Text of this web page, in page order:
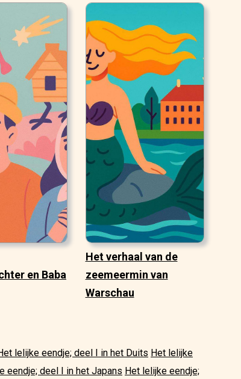
en Baba
Het verhaal van de
zeemeermin van
Warschau
lelijke eendje; deel I in het Duits Het lelijke
eendje; deel I in het Japans Het lelijke eendje;